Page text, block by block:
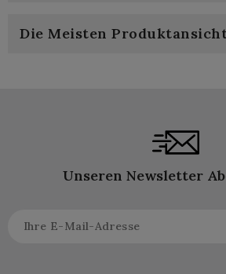
Die Meisten
Unseren Newsletter